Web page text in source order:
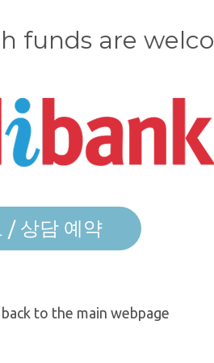
funds are
/ 상담 예약
to the main webpage